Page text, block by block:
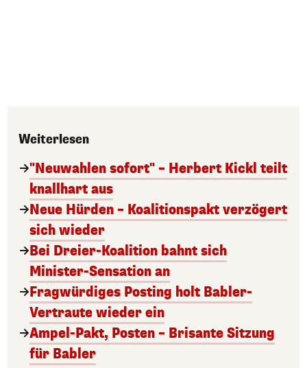
Weiterlesen
"Neuwahlen sofort" – Herbert Kickl teilt
knallhart aus
Neue Hürden – Koalitionspakt verzögert
sich wieder
Bei Dreier-Koalition bahnt sich
Minister-Sensation an
Fragwürdiges Posting holt Babler-
Vertraute wieder ein
Ampel-Pakt, Posten – Brisante Sitzung
für Babler